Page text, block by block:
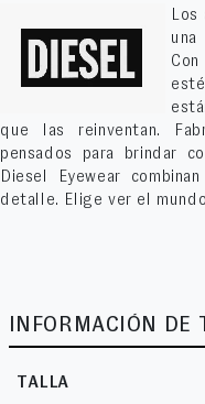
Los
que las reinventan.
pensados para brindar
Diesel Eyewear
detalle. Elige ver el
INFORMACIÓN DE
TALLA